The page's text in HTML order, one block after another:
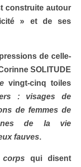
construite autour
» et de ses
de celle-
SOLITUDE
vingt-cinq toiles
: visages de
de femmes de
de la vie
fauves.
qui disent